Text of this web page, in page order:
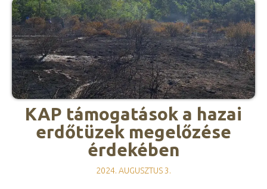
KAP támogatások a hazai
erdőtüzek megelőzése
érdekében
2024. AUGUSZTUS 3.